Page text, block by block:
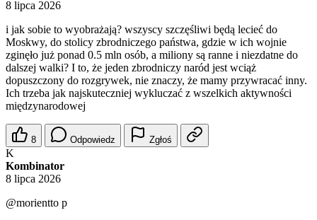
8 lipca 2026
i jak sobie to wyobrażają? wszyscy szczęśliwi będą lecieć do
Moskwy, do stolicy zbrodniczego państwa, gdzie w ich wojnie
zginęło już ponad 0.5 mln osób, a miliony są ranne i niezdatne do
dalszej walki? I to, że jeden zbrodniczy naród jest wciąż
dopuszczony do rozgrywek, nie znaczy, że mamy przywracać inny.
Ich trzeba jak najskuteczniej wykluczać z wszelkich aktywności
międzynarodowej
8 Odpowiedz Zgłoś
K
Kombinator
8 lipca 2026
@morientto p